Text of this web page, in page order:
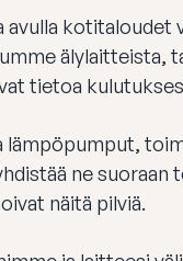
kotitaloudet
älylaitteista,
tietoa
ne suoraan
näitä pilviä.